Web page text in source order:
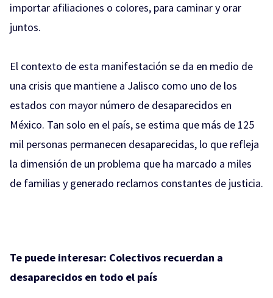
importar afiliaciones o colores, para caminar y orar
juntos.
El contexto de esta manifestación se da en medio de
una crisis que mantiene a Jalisco como uno de los
estados con mayor número de desaparecidos en
México. Tan solo en el país, se estima que más de 125
mil personas permanecen desaparecidas, lo que refleja
la dimensión de un problema que ha marcado a miles
de familias y generado reclamos constantes de justicia.
Te puede interesar: Colectivos recuerdan a
desaparecidos en todo el país